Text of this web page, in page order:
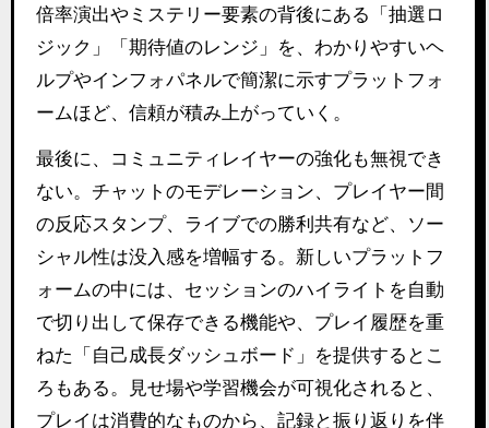
倍率演出やミステリー要素の背後にある「抽選ロ
ジック」「期待値のレンジ」を、わかりやすいヘ
ルプやインフォパネルで簡潔に示すプラットフォ
ームほど、信頼が積み上がっていく。
最後に、コミュニティレイヤーの強化も無視でき
ない。チャットのモデレーション、プレイヤー間
の反応スタンプ、ライブでの勝利共有など、ソー
シャル性は没入感を増幅する。新しいプラットフ
ォームの中には、セッションのハイライトを自動
で切り出して保存できる機能や、プレイ履歴を重
ねた「自己成長ダッシュボード」を提供するとこ
ろもある。見せ場や学習機会が可視化されると、
プレイは消費的なものから、記録と振り返りを伴